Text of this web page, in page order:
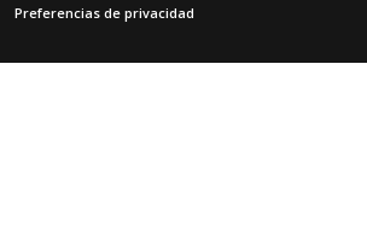
Preferencias de privacidad